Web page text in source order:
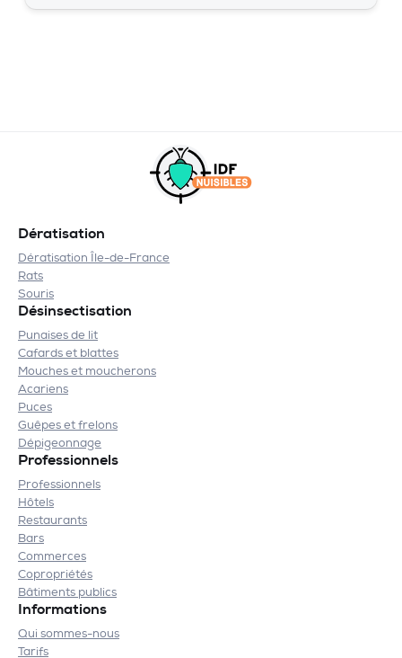
Dératisation
Dératisation Île-de-France
Rats
Souris
Désinsectisation
Punaises de lit
Cafards et blattes
Mouches et moucherons
Acariens
Puces
Guêpes et frelons
Dépigeonnage
Professionnels
Professionnels
Hôtels
Restaurants
Bars
Commerces
Copropriétés
Bâtiments publics
Informations
Qui sommes-nous
Tarifs